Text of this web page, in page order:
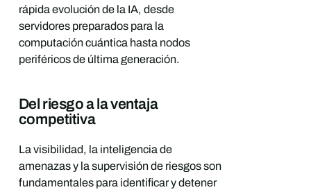
rápida evolución de la IA, desde
servidores preparados para la
computación cuántica hasta nodos
periféricos de última generación.
Del riesgo a la ventaja
competitiva
La visibilidad, la inteligencia de
amenazas y la supervisión de riesgos son
fundamentales para identificar y detener